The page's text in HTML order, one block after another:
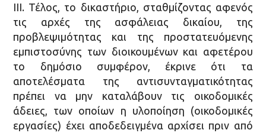
ΙΙΙ. Τέλος, το δικαστήριο, σταθμίζοντας αφενός
τις αρχές της ασφάλειας δικαίου, της
προβλεψιμότητας και της προστατευόμενης
εμπιστοσύνης των διοικουμένων και αφετέρου
το δημόσιο συμφέρον, έκρινε ότι τα
αποτελέσματα της αντισυνταγματικότητας
πρέπει να μην καταλάβουν τις οικοδομικές
άδειες, των οποίων η υλοποίηση (οικοδομικές
εργασίες) έχει αποδεδειγμένα αρχίσει πριν από